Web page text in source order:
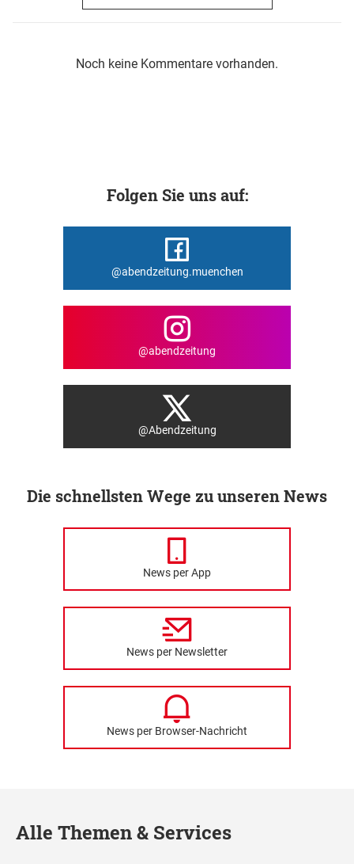
Noch keine Kommentare vorhanden.
Folgen Sie uns auf:
@abendzeitung.muenchen
@abendzeitung
@Abendzeitung
Die schnellsten Wege zu unseren News
News per App
News per Newsletter
News per Browser-Nachricht
Alle Themen & Services